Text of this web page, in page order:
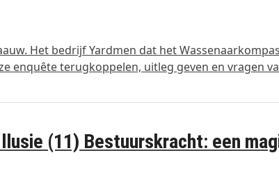
Het bedrijf Yardmen dat het
enquête terugkoppelen, uitleg geven en vragen
(11) Bestuurskracht: een